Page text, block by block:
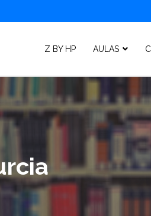
Z BY HP AULAS